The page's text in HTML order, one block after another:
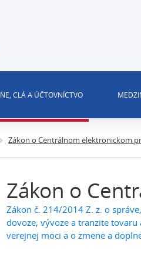
CLÁ A ÚČTOVNÍCTVO
Zákon o Centrálnom elektronickom
Zákon o
Zákon č. 214/2014 Z. z. o
dovoze, vývoze a tranzite
verejnej moci a o zmene a